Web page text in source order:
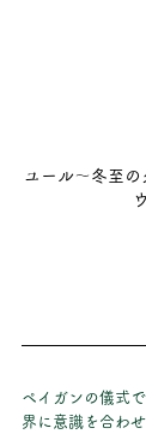
ユール～冬至
ペイガンの儀式
界に意識を合わ